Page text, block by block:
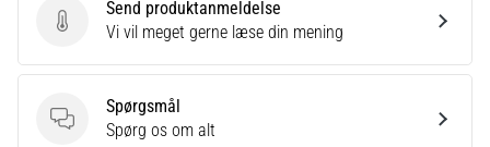
Send produktanmeldelse
Send produktanmeldelse
Vi vil meget gerne læse din mening
Spørgsmål
Spørgsmål
Spørg os om alt